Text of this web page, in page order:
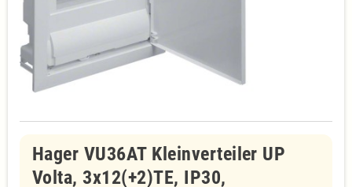
Hager VU36AT Kleinverteiler UP
Volta, 3x12(+2)TE, IP30,